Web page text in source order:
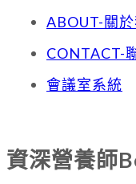
ABOUT-關
CONTACT-
會議室系統
資深營養師